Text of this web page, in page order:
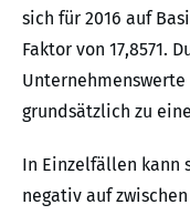
sich für 2016 auf
Faktor von 17,8571.
grundsätzlich zu
In Einzelfällen kann
negativ auf